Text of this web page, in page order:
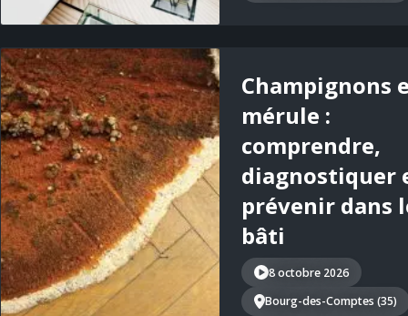
Champignons
mérule :
comprendre,
diagnostiquer
prévenir dans
bâti
8 octobre 2026
Bourg-des-Comptes (35)